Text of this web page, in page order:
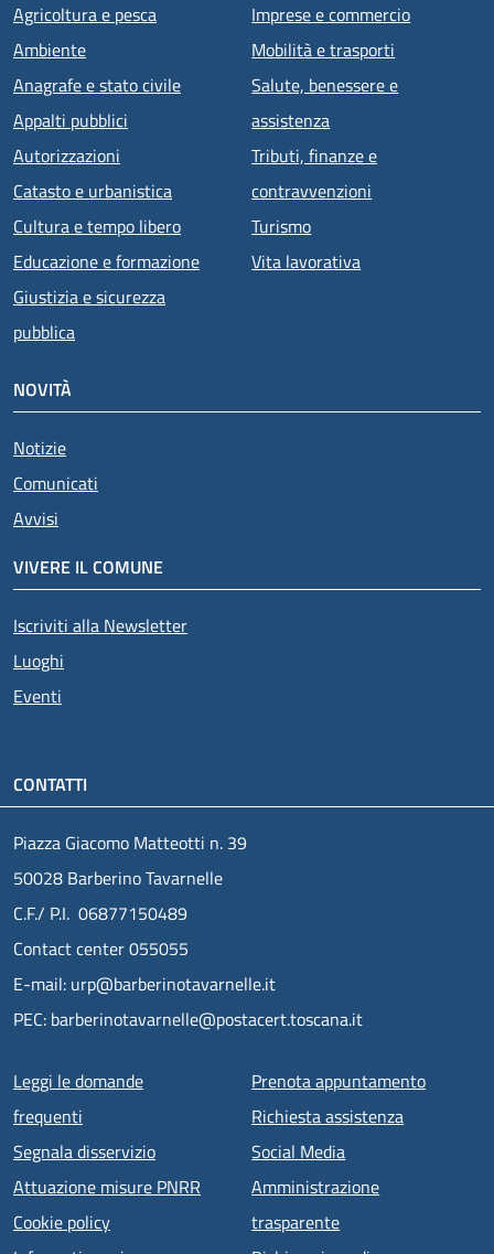
Agricoltura e pesca
Ambiente
Anagrafe e stato civile
Appalti pubblici
Autorizzazioni
Catasto e urbanistica
Cultura e tempo libero
Educazione e formazione
Giustizia e sicurezza
pubblica
Imprese e commercio
Mobilità e trasporti
Salute, benessere e
assistenza
Tributi, finanze e
contravvenzioni
Turismo
Vita lavorativa
NOVITÀ
Notizie
Comunicati
Avvisi
VIVERE IL COMUNE
Iscriviti alla Newsletter
Luoghi
Eventi
CONTATTI
Piazza Giacomo Matteotti n. 39
50028 Barberino Tavarnelle
C.F./ P.I. 06877150489
Contact center 055055
E-mail: urp@barberinotavarnelle.it
PEC: barberinotavarnelle@postacert.toscana.it
Menu piè di pagina
Leggi le domande
frequenti
Segnala disservizio
Attuazione misure PNRR
Cookie policy
Prenota appuntamento
Richiesta assistenza
Social Media
Amministrazione
trasparente